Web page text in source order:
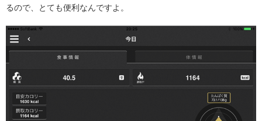
るので、とても便利なんですよ。